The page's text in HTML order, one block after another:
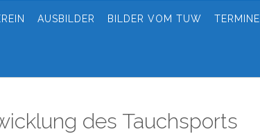
AUSBILDER BILDER VOM TUW TERMINE
des Tauchsports